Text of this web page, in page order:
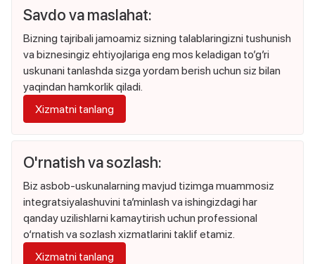
Savdo va maslahat:
Bizning tajribali jamoamiz sizning talablaringizni tushunish
va biznesingiz ehtiyojlariga eng mos keladigan to’g’ri
uskunani tanlashda sizga yordam berish uchun siz bilan
yaqindan hamkorlik qiladi.
Xizmatni tanlang
O'rnatish va sozlash:
Biz asbob-uskunalarning mavjud tizimga muammosiz
integratsiyalashuvini ta’minlash va ishingizdagi har
qanday uzilishlarni kamaytirish uchun professional
o‘rnatish va sozlash xizmatlarini taklif etamiz.
Xizmatni tanlang